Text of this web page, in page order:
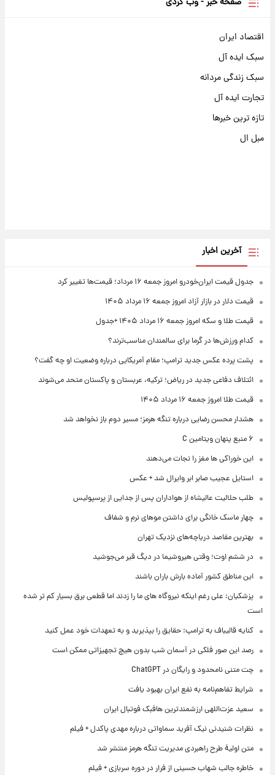
اقتصاد ایران
سبک ایده آل
سبک زندگی مردانه
تجارت ایده آل
تازه ترین خبرها
مبل ال
آخرین اخبار
جدول قیمت ایران‌خودرو امروز جمعه ۱۶ مرداد؛ قیمت‌ها تغییر کرد
قیمت دلار در بازار آزاد امروز جمعه ۱۶ مرداد ۱۴۰۵
قیمت طلا و سکه امروز جمعه ۱۶ مرداد ۱۴۰۵ +جدول
کدام ورزش‌ها در گرما برای سالمندان مناسب‌ترند؟
پشت پرده عکس جدید ترامپ؛ مقام آمریکایی درباره وضعیت او چه گفت؟
ائتلاف دفاعی جدید در ریاض؛ ترکیه، عربستان و پاکستان متحد می‌شوند
قیمت طلا امروز جمعه ۱۶ مرداد ۱۴۰۵
هشدار محسن رضایی درباره تنگه هرمز؛ مسیر دوم باز نخواهد شد
۶ منبع پنهان ویتامین C
این خوراکی ها مغز را نجات می‌دهند
استایل عجیب صابر ابر وایرال شد + عکس
طلب حلالیت عالیشاه از هواداران پس از جدایی از پرسپولیس
چهار ماسک خانگی برای داشتن موهای نرم و شفاف
بهترین مقاصد دریاچه‌های نزدیک تهران
در ششم اوت؛ وقتی هیروشیما در دیگ قیر می‌جوشید
این مناطق کشور آماده بارش باران باشند
پزشکیان: علی رغم اینکه نیروگاه های ما را زدند اما قطعی برق بسیار کم تر شده
است
کنایه قالیباف به ترامپ: حقایق را بپذیرید و به تعهدات خود عمل کنید
رصد این صور فلکی در آسمان شب بدون هیچ تجهیزاتی ممکن است
چت متنی نامحدود و رایگان در ChatGPT
شرایط تفاهم‌نامه به نفع ایران بهبود یافت
سعید عزت‌اللهی ارزشمندترین هافبک فوتبال ایران
نظرات شنیدنی نیک آفرید سماواتی درباره مهدی پاکدل + فیلم
متن اولیۀ طرح راهبردی مدیریت تنگه هرمز منتشر شد
خاطره جالب شهاب حسینی از فرار در دوره سربازی + فیلم